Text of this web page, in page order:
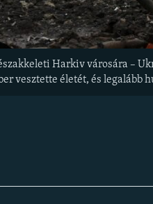
Harkiv városára –
vesztette életét, és legalább